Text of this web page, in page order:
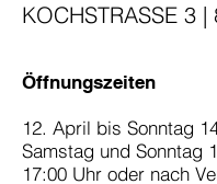
KOCHSTRASSE 3
Öffnungszeiten
12. April bis Sonntag
Samstag und Sonntag
17:00 Uhr oder nach